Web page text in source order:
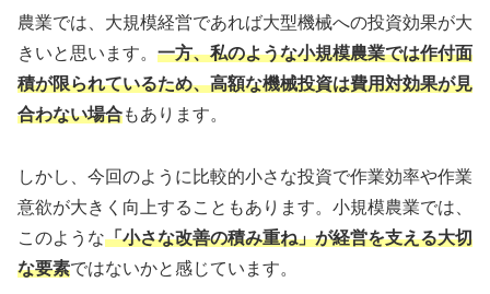
農業では、大規模経営であれば大型機械への投資効果が大
きいと思います。 一方、私のような小規模農業では作付面
積が限られているため、高額な機械投資は費用対効果が見
合わない場合もあります。
しかし、今回のように比較的小さな投資で作業効率や作業
意欲が大きく向上することもあります。小規模農業では、
このような「小さな改善の積み重ね」が経営を支える大切
な要素ではないかと感じています。